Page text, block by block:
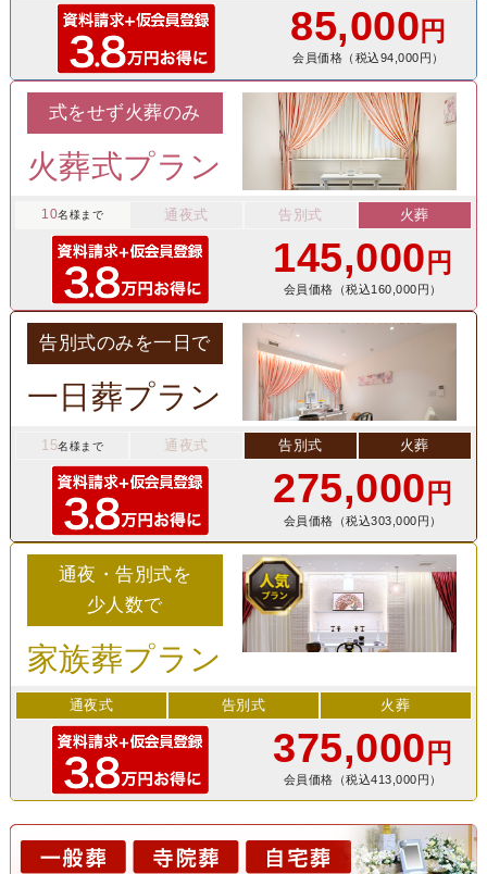
85,000 円
会員価格（税込94,000円）
式をせず火葬のみ
火葬式プラン
10名様まで 通夜式 告別式 火葬
145,000 円
会員価格（税込160,000円）
告別式のみを一日で
一日葬プラン
15名様まで 通夜式 告別式 火葬
275,000 円
会員価格（税込303,000円）
通夜・告別式を
少人数で
家族葬プラン
通夜式 告別式 火葬
375,000 円
会員価格（税込413,000円）